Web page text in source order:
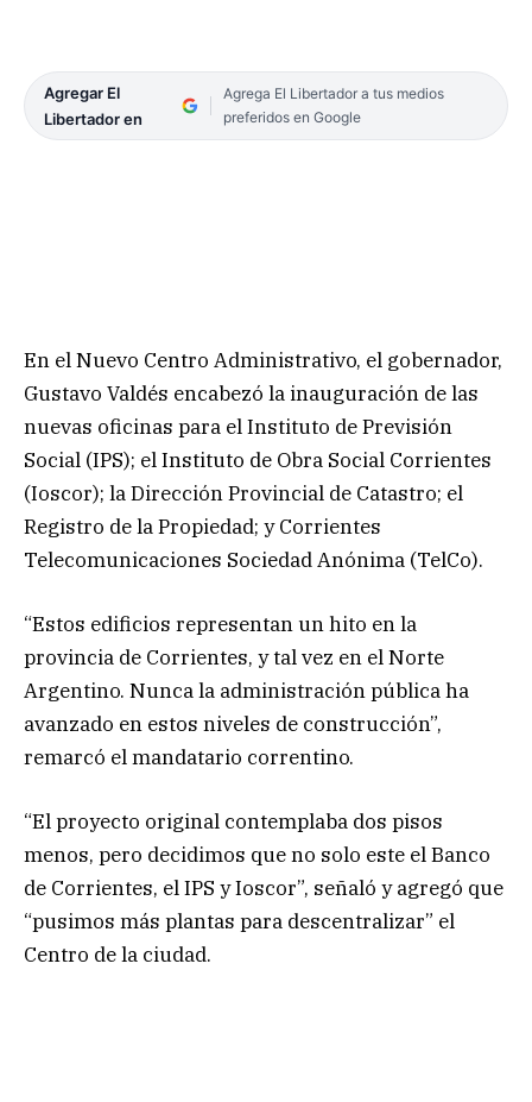
Agregar El
Libertador en
Agrega El Libertador a tus medios
preferidos en Google
En el Nuevo Centro Administrativo, el gobernador,
Gustavo Valdés encabezó la inauguración de las
nuevas oficinas para el Instituto de Previsión
Social (IPS); el Instituto de Obra Social Corrientes
(Ioscor); la Dirección Provincial de Catastro; el
Registro de la Propiedad; y Corrientes
Telecomunicaciones Sociedad Anónima (TelCo).
“Estos edificios representan un hito en la
provincia de Corrientes, y tal vez en el Norte
Argentino. Nunca la administración pública ha
avanzado en estos niveles de construcción”,
remarcó el mandatario correntino.
“El proyecto original contemplaba dos pisos
menos, pero decidimos que no solo este el Banco
de Corrientes, el IPS y Ioscor”, señaló y agregó que
“pusimos más plantas para descentralizar” el
Centro de la ciudad.